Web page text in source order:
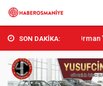
SON DAKİKA:
Sumbas’ta Orman Yangını